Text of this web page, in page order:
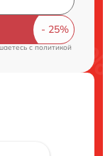
cполитикой